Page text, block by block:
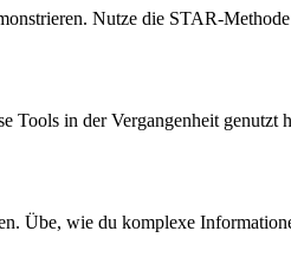
Nutze die STAR-
in der Vergangenheit genutzt
Übe, wie du komplexe